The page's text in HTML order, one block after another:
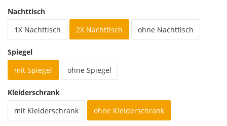
Nachttisch
1X Nachttisch
2X Nachttisch ohne Nachttisch
Spiegel
mit Spiegel
ohne Spiegel
Kleiderschrank
mit Kleiderschrank
ohne Kleiderschrank